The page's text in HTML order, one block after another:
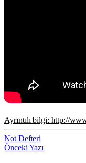
Ayrıntılı bilgi: http://
Not Defteri
Önceki Yazı